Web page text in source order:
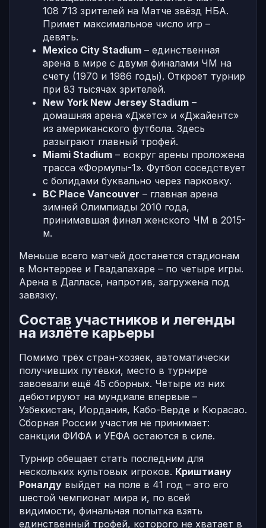
108 713 зрителей на Матче звёзд НБА.
Примет максимальное число игр –
девять.
Mexico City Stadium – единственная
арена в мире с двумя финалами ЧМ на
счету (1970 и 1986 годы). Откроет турнир
при 83 тысячах зрителей.
New York New Jersey Stadium –
домашняя арена «Джетс» и «Джайентс»
из американского футбола. Здесь
разыграют главный трофей.
Miami Stadium – вокруг арены проложена
трасса «Формулы-1». Футбол соседствует
с болидами буквально через парковку.
BC Place Vancouver – главная арена
зимней Олимпиады 2010 года,
принимавшая финал женского ЧМ в 2015-
м.
Меньше всего матчей достанется стадионам
в Монтеррее и Гвадалахаре – по четыре игры.
Арена в Далласе, напротив, загружена под
завязку.
Состав участников и легенды
на излёте карьеры
Помимо трёх стран-хозяек, автоматически
получивших путёвки, место в турнире
завоевали ещё 45 сборных. Четыре из них
дебютируют на мундиале впервые –
Узбекистан, Иордания, Кабо-Верде и Кюрасао.
Сборная России участия не принимает:
санкции ФИФА и УЕФА остаются в силе.
Турнир обещает стать последним для
нескольких культовых игроков. Криштиану
Роналду выйдет на поле в 41 год – это его
шестой чемпионат мира и, по всей
видимости, финальная попытка взять
единственный трофей, которого не хватает в